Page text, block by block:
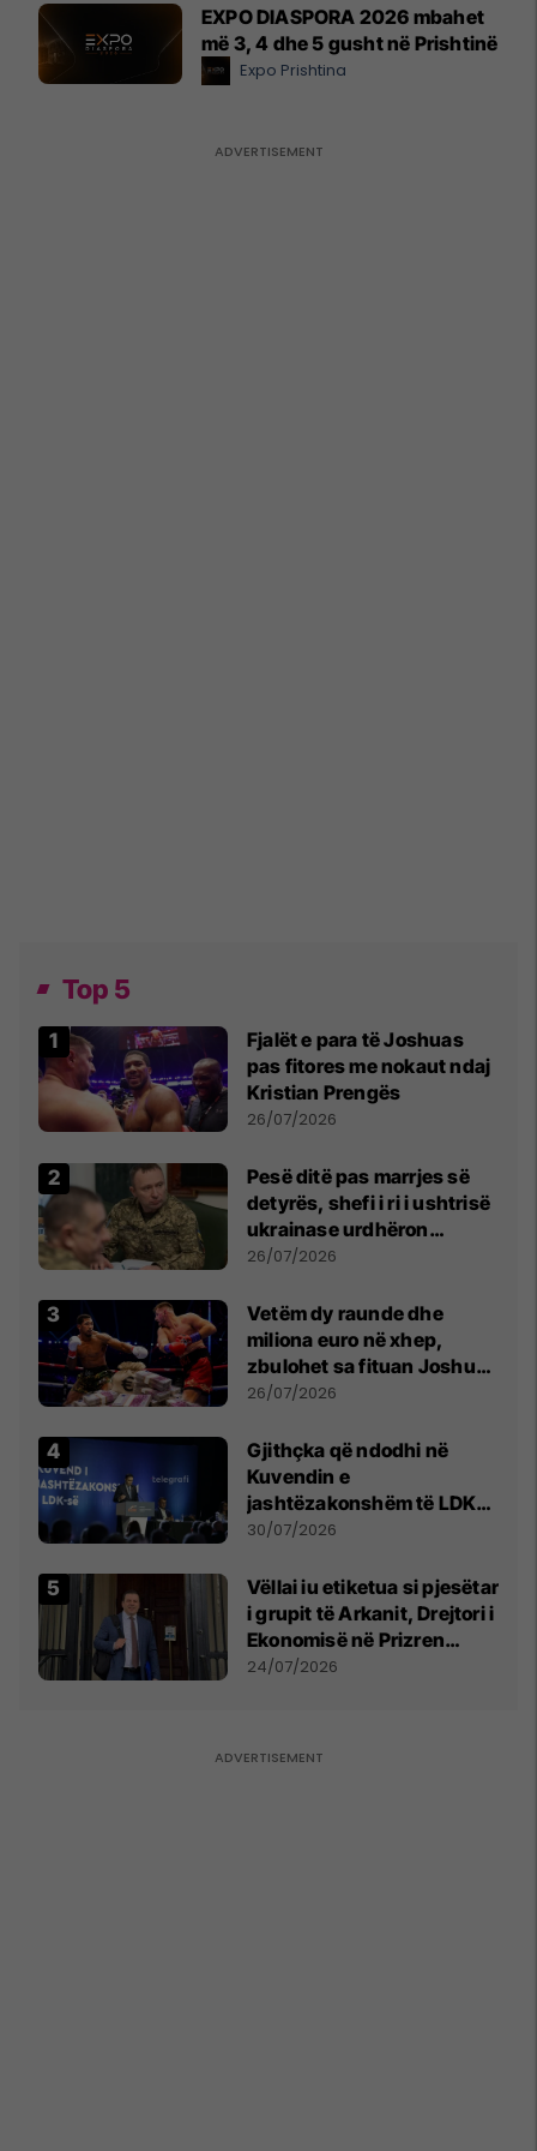
EXPO DIASPORA 2026 mbahet
më 3, 4 dhe 5 gusht në Prishtinë
Expo Prishtina
Top 5
Fjalët e para të Joshuas
pas fitores me nokaut ndaj
Kristian Prengës
26/07/2026
Pesë ditë pas marrjes së
detyrës, shefi i ri i ushtrisë
ukrainase urdhëron
kontroll të madh
26/07/2026
Vetëm dy raunde dhe
miliona euro në xhep,
zbulohet sa fituan Joshua
e Prenga
26/07/2026
Gjithçka që ndodhi në
Kuvendin e
jashtëzakonshëm të LDK-
së
30/07/2026
Vëllai iu etiketua si pjesëtar
i grupit të Arkanit, Drejtori i
Ekonomisë në Prizren
mohon pretendimet
24/07/2026